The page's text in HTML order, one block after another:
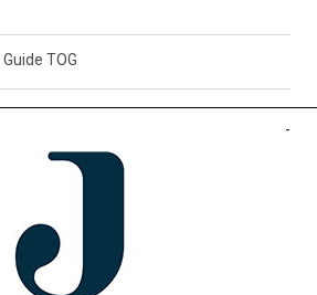
Guide TOG
-